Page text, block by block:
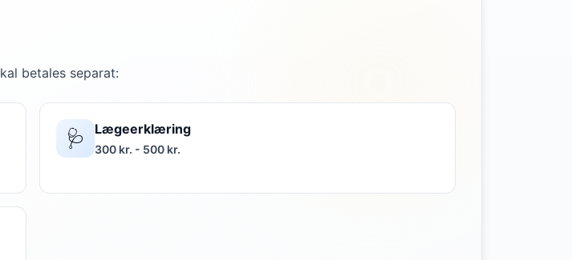
betales separat:
🩺 Lægeerklæring
300 kr. - 500 kr.